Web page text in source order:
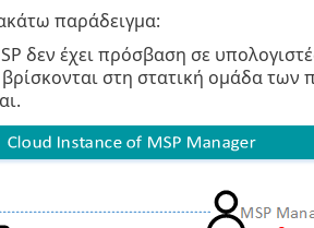
παράδειγμα:
δεν έχει πρόσβαση σε
στη στατική ομάδα των